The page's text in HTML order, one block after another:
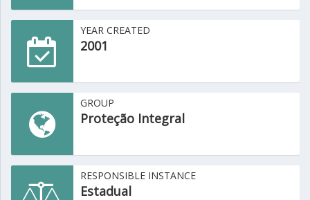
YEAR CREATED
2001
GROUP
Proteção Integral
RESPONSIBLE INSTANCE
Estadual